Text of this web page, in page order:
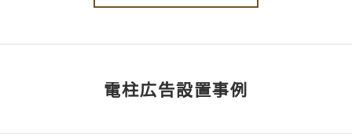
電柱広告設置事例